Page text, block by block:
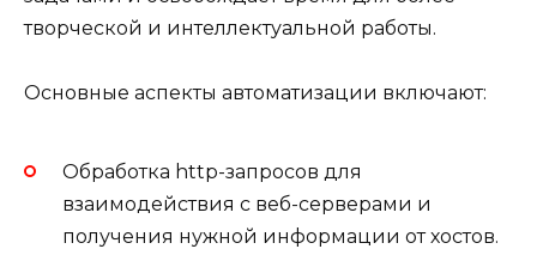
творческой и интеллектуальной работы.
Основные аспекты автоматизации включают:
Обработка http-запросов для
взаимодействия с веб-серверами и
получения нужной информации от хостов.